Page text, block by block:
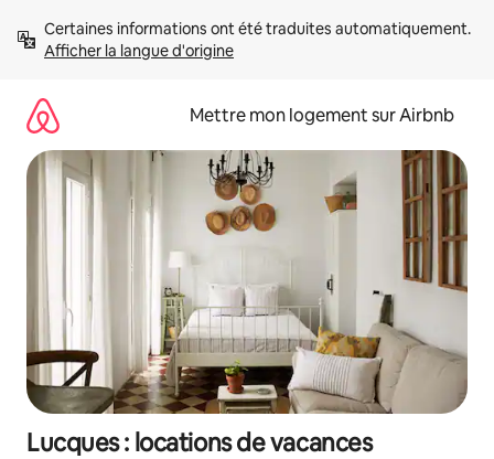
directement
Afficher la langue d'origine
Mettre mon logement sur Airbnb
Lucques : locations de vacances